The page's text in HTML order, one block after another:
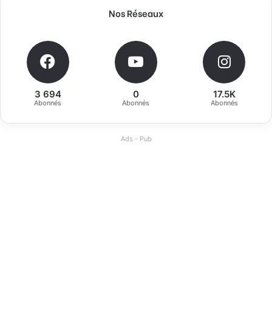
Nos Réseaux
3 694
Abonnés
0
Abonnés
17.5K
Abonnés
Ads - Pub